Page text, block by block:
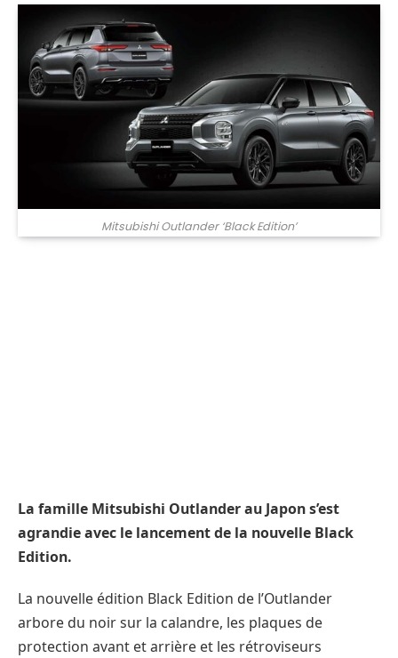
Mitsubishi Outlander ‘Black Edition’
La famille Mitsubishi Outlander au Japon s’est
agrandie avec le lancement de la nouvelle Black
Edition.
La nouvelle édition Black Edition de l’Outlander
arbore du noir sur la calandre, les plaques de
protection avant et arrière et les rétroviseurs